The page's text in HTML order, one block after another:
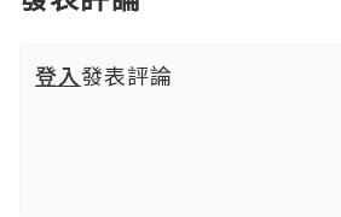
登入發表評論